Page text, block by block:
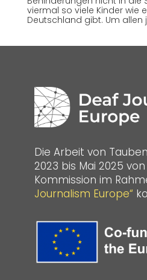
viermal so viele Kinder wie
Deutschland gibt. Um allen
Die Arbeit von
2023 bis Mai 2025
Kommission im
Journalism Europe“